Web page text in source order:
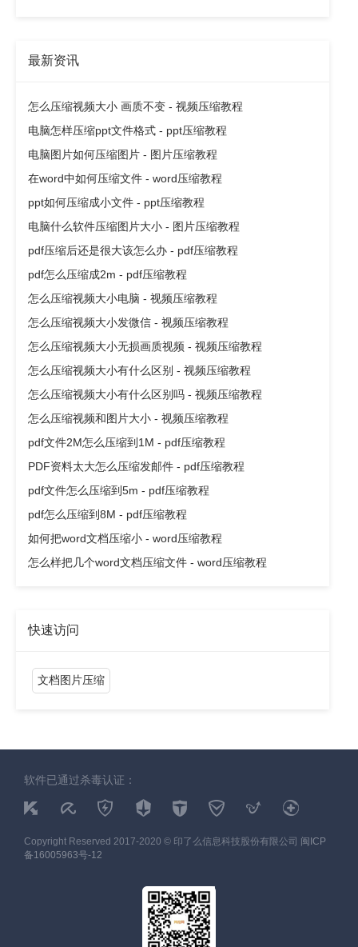
最新资讯
怎么压缩视频大小 画质不变 - 视频压缩教程
电脑怎样压缩ppt文件格式 - ppt压缩教程
电脑图片如何压缩图片 - 图片压缩教程
在word中如何压缩文件 - word压缩教程
ppt如何压缩成小文件 - ppt压缩教程
电脑什么软件压缩图片大小 - 图片压缩教程
pdf压缩后还是很大该怎么办 - pdf压缩教程
pdf怎么压缩成2m - pdf压缩教程
怎么压缩视频大小电脑 - 视频压缩教程
怎么压缩视频大小发微信 - 视频压缩教程
怎么压缩视频大小无损画质视频 - 视频压缩教程
怎么压缩视频大小有什么区别 - 视频压缩教程
怎么压缩视频大小有什么区别吗 - 视频压缩教程
怎么压缩视频和图片大小 - 视频压缩教程
pdf文件2M怎么压缩到1M - pdf压缩教程
PDF资料太大怎么压缩发邮件 - pdf压缩教程
pdf文件怎么压缩到5m - pdf压缩教程
pdf怎么压缩到8M - pdf压缩教程
如何把word文档压缩小 - word压缩教程
怎么样把几个word文档压缩文件 - word压缩教程
快速访问
文档图片压缩
软件已通过杀毒认证：
Copyright Reserved 2017-2020 © 印了么信息科技股份有限公司 闽ICP
备16005963号-12